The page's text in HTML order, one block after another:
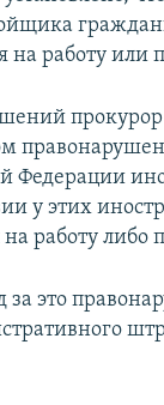
работу или
прокурор
Федерации
у этих
работу либо
за это